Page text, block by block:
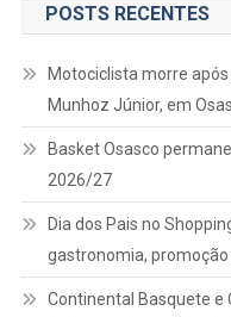
POSTS RECENTES
Motociclista morre
Munhoz Júnior, em
Basket Osasco
2026/27
Dia dos Pais no
gastronomia,
Continental Basquete e